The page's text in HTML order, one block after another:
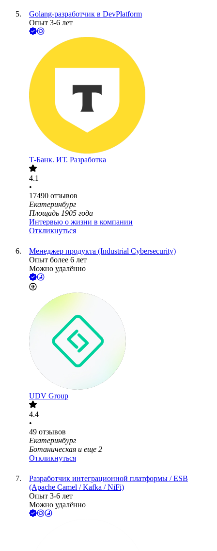
Golang-разработчик в DevPlatform
Опыт 3-6 лет
Т-Банк. ИТ. Разработка
4.1
•
17490 отзывов
Екатеринбург
Площадь 1905 года
Интервью о жизни в компании
Откликнуться
Менеджер продукта (Industrial Cybersecurity)
Опыт более 6 лет
Можно удалённо
UDV Group
4.4
•
49 отзывов
Екатеринбург
Ботаническая и еще 2
Откликнуться
Разработчик интеграционной платформы / ESB
(Apache Camel / Kafka / NiFi)
Опыт 3-6 лет
Можно удалённо